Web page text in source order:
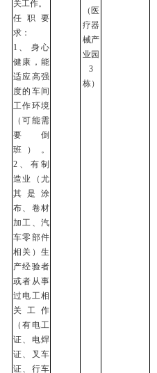
关工作。
任职要
求：
1、 身心
健康，能
适应高强
度的车间
工作环境
（可能需
要倒
班）。
2、有制
造业（尤
其是涂
布、卷材
加工、汽
车零部件
相关）生
产经验者
或者从事
过电工相
关工作
（有电工
证、电焊
证、叉车
证、行车
（医
疗器
械产
业园
3
栋）